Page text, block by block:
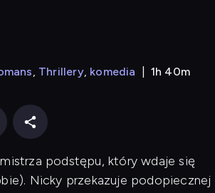
Thrillery komedia 1h 40m
podstępu, który wdaje się
Nicky przekazuje podopiecznej